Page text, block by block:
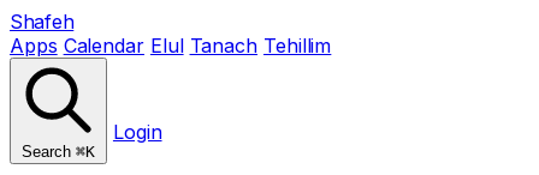
Shafeh
Apps Calendar Elul Tanach Tehillim
Search ⌘K
Login